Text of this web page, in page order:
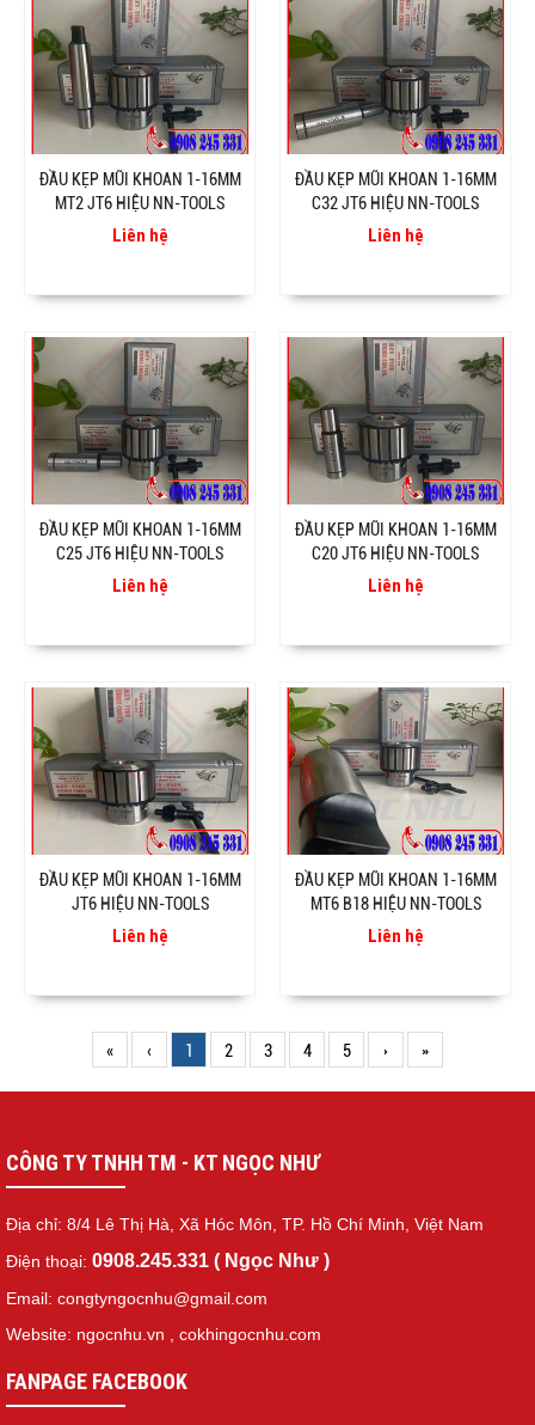
ĐẦU KẸP MŨI KHOAN 1-16MM
MT2 JT6 HIỆU NN-TOOLS
Liên hệ
ĐẦU KẸP MŨI KHOAN 1-16MM
C32 JT6 HIỆU NN-TOOLS
Liên hệ
ĐẦU KẸP MŨI KHOAN 1-16MM
C25 JT6 HIỆU NN-TOOLS
Liên hệ
ĐẦU KẸP MŨI KHOAN 1-16MM
C20 JT6 HIỆU NN-TOOLS
Liên hệ
ĐẦU KẸP MŨI KHOAN 1-16MM
JT6 HIỆU NN-TOOLS
Liên hệ
ĐẦU KẸP MŨI KHOAN 1-16MM
MT6 B18 HIỆU NN-TOOLS
Liên hệ
« ‹ 1 2 3 4 5 › »
CÔNG TY TNHH TM - KT NGỌC NHƯ
Địa chỉ: 8/4 Lê Thị Hà, Xã Hóc Môn, TP. Hồ Chí Minh, Việt Nam
Điện thoại: 0908.245.331 ( Ngọc Như )
Email: congtyngocnhu@gmail.com
Website: ngocnhu.vn
cokhingocnhu.com
FANPAGE FACEBOOK